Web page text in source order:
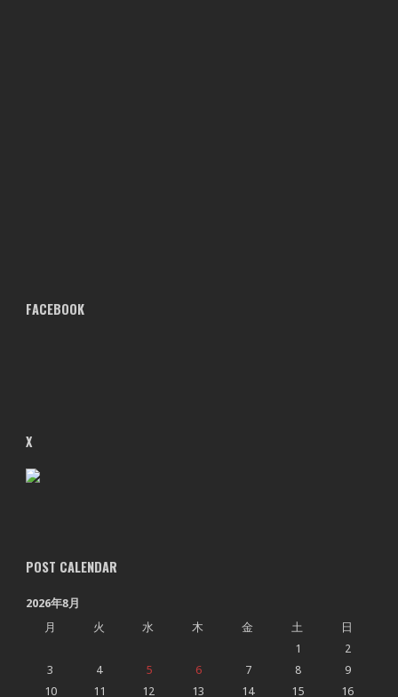
FACEBOOK
X
POST CALENDAR
2026年8月
月
火 水 木 金 土
日
1
2
3
4 5 6 7 8
9
10
11 12 13 14 15
16